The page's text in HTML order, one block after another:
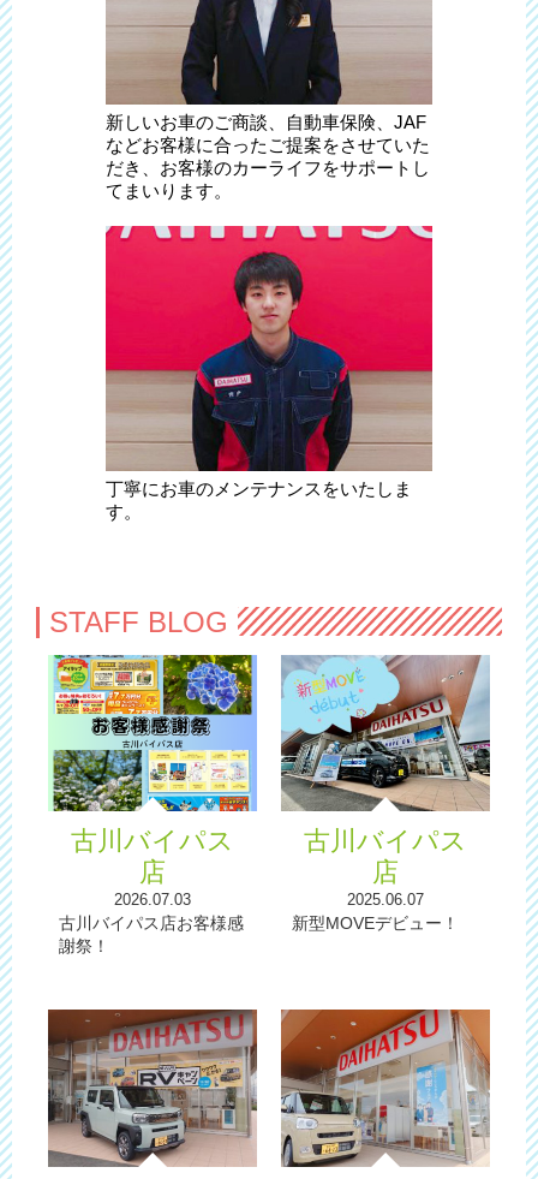
新しいお車のご商談、自動車保険、JAF
などお客様に合ったご提案をさせていた
だき、お客様のカーライフをサポートし
てまいります。
丁寧にお車のメンテナンスをいたしま
す。
STAFF BLOG
古川バイパス
店
2026.07.03
古川バイパス店お客様感
謝祭！
古川バイパス
店
2025.06.07
新型MOVEデビュー！